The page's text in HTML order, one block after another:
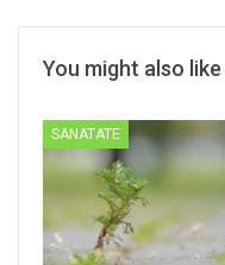
You might also like
SANATATE